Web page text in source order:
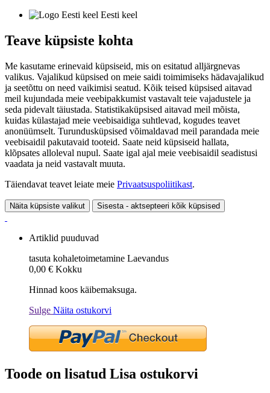
Eesti keel
Teave küpsiste kohta
Me kasutame erinevaid küpsiseid, mis on esitatud alljärgnevas
valikus. Vajalikud küpsised on meie saidi toimimiseks hädavajalikud
ja seetõttu on need vaikimisi seatud. Kõik teised küpsised aitavad
meil kujundada meie veebipakkumist vastavalt teie vajadustele ja
seda pidevalt täiustada. Statistikaküpsised aitavad meil mõista,
kuidas külastajad meie veebisaidiga suhtlevad, kogudes teavet
anonüümselt. Turundusküpsised võimaldavad meil parandada meie
veebisaidil pakutavaid tooteid. Saate neid küpsiseid hallata,
klõpsates alloleval nupul. Saate igal ajal meie veebisaidil seadistusi
vaadata ja neid vastavalt muuta.
Täiendavat teavet leiate meie Privaatsuspoliitikast.
Näita küpsiste valikut Sisesta - aktsepteeri kõik küpsised
Artiklid puuduvad
tasuta kohaletoimetamine Laevandus
0,00 € Kokku
Hinnad koos käibemaksuga.
Sulge Näita ostukorvi
Toode on lisatud Lisa ostukorvi